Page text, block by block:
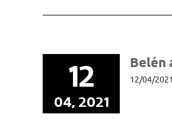
12
04, 2021
Belén
12/04/2021